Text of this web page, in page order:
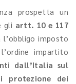
prospetta un
gli artt. 10 e 117
l’obbligo imposto
impartito
dall’Italia sul
protezione dei